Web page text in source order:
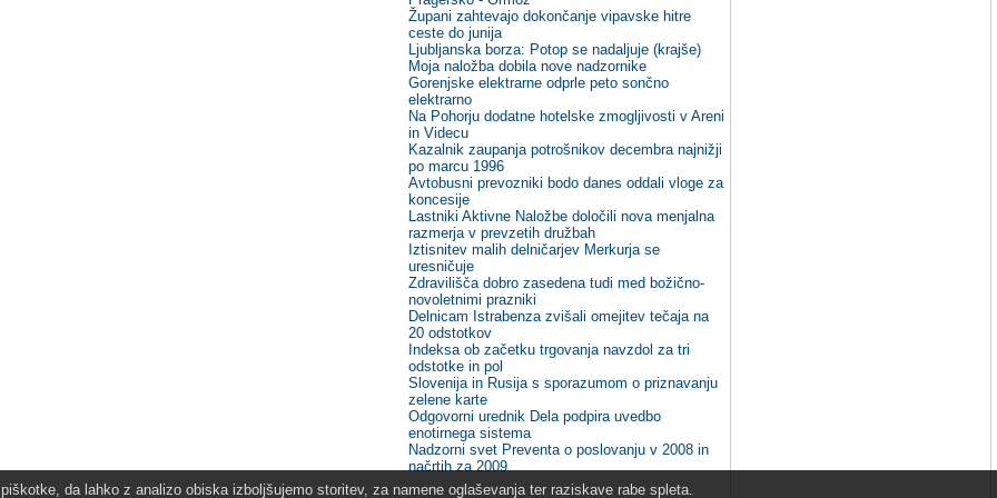
da lahko z analizo obiska izboljšujemo storitev, za namene oglaševanja ter raziskave rabe spleta.
Župani zahtevajo dokončanje vipavske hitre
ceste do junija
Ljubljanska borza: Potop se nadaljuje (krajše)
Moja naložba dobila nove nadzornike
Gorenjske elektrarne odprle peto sončno
elektrarno
Na Pohorju dodatne hotelske zmogljivosti v Areni
in Videcu
Kazalnik zaupanja potrošnikov decembra najnižji
po marcu 1996
Avtobusni prevozniki bodo danes oddali vloge za
koncesije
Lastniki Aktivne Naložbe določili nova menjalna
razmerja v prevzetih družbah
Iztisnitev malih delničarjev Merkurja se
uresničuje
Zdravilišča dobro zasedena tudi med božično-
novoletnimi prazniki
Delnicam Istrabenza zvišali omejitev tečaja na
20 odstotkov
Indeksa ob začetku trgovanja navzdol za tri
odstotke in pol
Slovenija in Rusija s sporazumom o priznavanju
zelene karte
Odgovorni urednik Dela podpira uvedbo
enotirnega sistema
Nadzorni svet Preventa o poslovanju v 2008 in
načrtih za 2009